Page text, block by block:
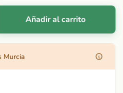
Añadir al carrito
Murcia